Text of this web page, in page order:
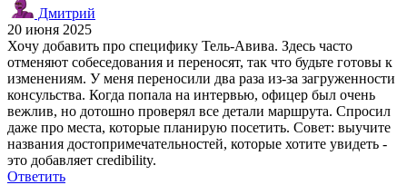
Дмитрий
20 июня 2025
Хочу добавить про специфику Тель-Авива. Здесь часто
отменяют собеседования и переносят, так что будьте готовы к
изменениям. У меня переносили два раза из-за загруженности
консульства. Когда попала на интервью, офицер был очень
вежлив, но дотошно проверял все детали маршрута. Спросил
даже про места, которые планирую посетить. Совет: выучите
названия достопримечательностей, которые хотите увидеть -
это добавляет credibility.
Ответить